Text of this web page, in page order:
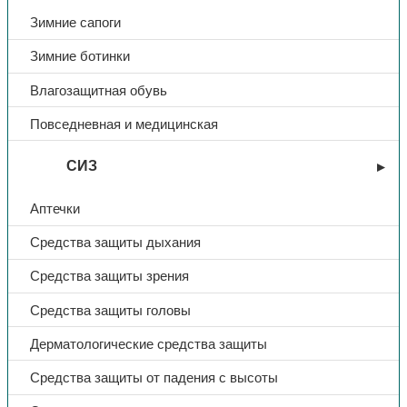
Зимние сапоги
Зимние ботинки
Влагозащитная обувь
Повседневная и медицинская
СИЗ
Аптечки
Средства защиты дыхания
Средства защиты зрения
Средства защиты головы
Дерматологические средства защиты
Средства защиты от падения с высоты
Тип
Материал х/б
Количество нитей 4
Класс вязки
Количество в мешке 500